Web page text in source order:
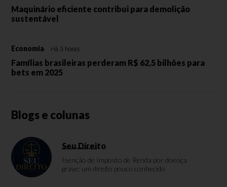
Maquinário eficiente contribui para demolição
sustentável
Economia Há 3 horas
Famílias brasileiras perderam R$ 62,5 bilhões para
bets em 2025
Blogs e colunas
Seu Direito
Isenção de Imposto de Renda por doença
grave: um direito pouco conhecido